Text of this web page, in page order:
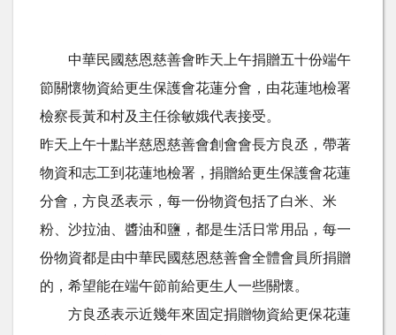
中華民國慈恩慈善會昨天上午捐贈五十份端午
節關懷物資給更生保護會花蓮分會，由花蓮地檢署
檢察長黃和村及主任徐敏娥代表接受。
昨天上午十點半慈恩慈善會創會會長方良丞，帶著
物資和志工到花蓮地檢署，捐贈給更生保護會花蓮
分會，方良丞表示，每一份物資包括了白米、米
粉、沙拉油、醬油和鹽，都是生活日常用品，每一
份物資都是由中華民國慈恩慈善會全體會員所捐贈
的，希望能在端午節前給更生人一些關懷。
方良丞表示近幾年來固定捐贈物資給更保花蓮